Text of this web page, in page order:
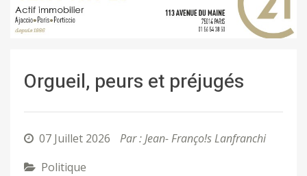
Orgueil, peurs et préjugés
07 Juillet 2026
Par : Jean- Franço!s Lanfranchi
Politique